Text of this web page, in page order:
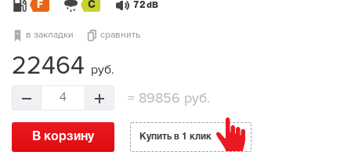
F C 72 dB
в закладки сравнить
22464 руб.
4 = 89856 руб.
В корзину Купить в 1 клик